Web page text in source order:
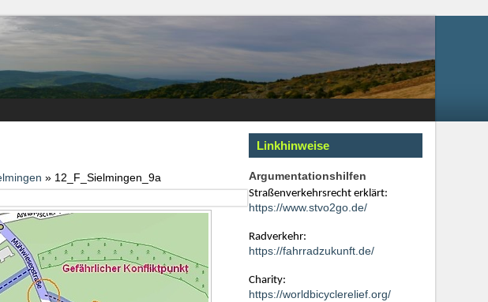
» 12_F_Sielmingen_9a
Linkhinweise
Argumentationshilfen
Straßenverkehrsrecht erklärt:
https://www.stvo2go.de/
Radverkehr:
https://fahrradzukunft.de/
Charity:
https://worldbicyclerelief.org/